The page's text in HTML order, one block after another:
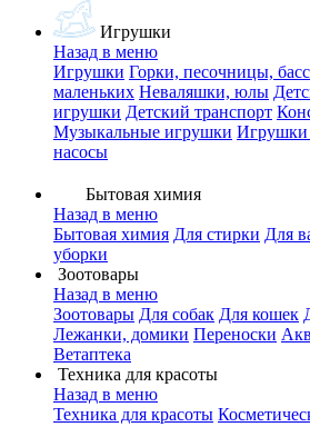
Игрушки
Назад в меню
Игрушки Горки, песочницы,
маленьких Неваляшки, юлы
игрушки Детский транспорт
Музыкальные игрушки Игрушки
насосы
Бытовая химия
Назад в меню
Бытовая химия Для стирки Для
уборки
Зоотовары
Назад в меню
Зоотовары Для собак Для кошек
Лежанки, домики Переноски
Ветаптека
Техника для красоты
Назад в меню
Техника для красоты